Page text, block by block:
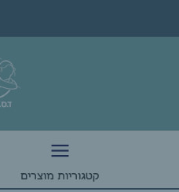
קטגוריות מוצרים